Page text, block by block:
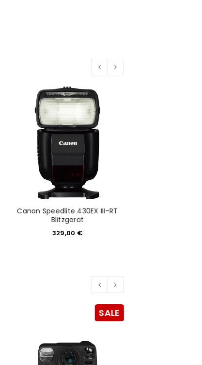
Canon Speedlite 430EX III-RT
Blitzgerät
329,00 €
SALE